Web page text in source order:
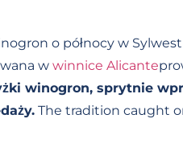
o północy w
w winnice Alicante
winogron, sprytnie
The tradition caught